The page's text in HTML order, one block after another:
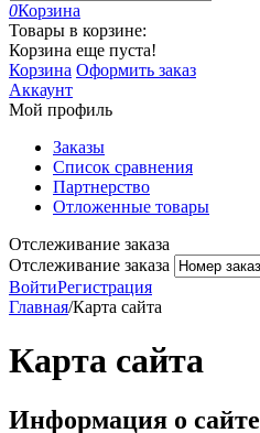
0Корзина
Товары в корзине:
Корзина еще пуста!
Корзина Оформить заказ
Аккаунт
Мой профиль
Заказы
Список сравнения
Партнерство
Отложенные товары
Отслеживание заказа
Отслеживание заказа
ВойтиРегистрация
Главная/Карта сайта
Карта сайта
Информация о сайте